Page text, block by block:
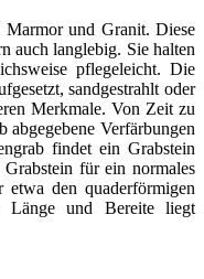
Marmor und Granit. Diese
auch langlebig. Sie halten
pflegeleicht. Die
sandgestrahlt oder
Merkmale. Von Zeit zu
abgegebene Verfärbungen
findet ein Grabstein
für ein normales
den quaderförmigen
Länge und Bereite liegt